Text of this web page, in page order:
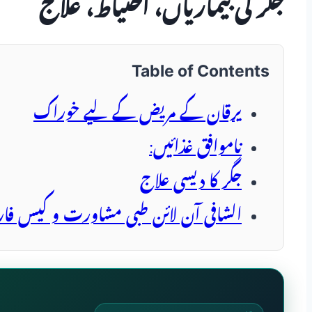
جگر کی بیماریاں، احتیاط، علاج
Table of Contents
یرقان کے مریض کے لیے خوراک
ناموافق غذائیں:
جگر کا دیسی علاج
الشافی آن لائن طبی مشاورت و کیس